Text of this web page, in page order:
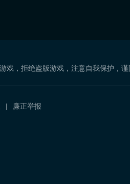
戏，拒绝盗版游戏，注意自我保护，
廉正举报